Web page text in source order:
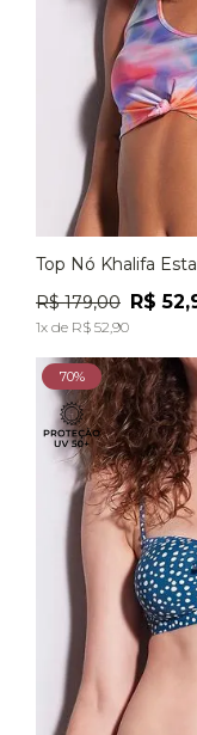
P
Top Nó Khalifa
R$ 179,00 R$ 52,
1x de R$ 52 ,90
70%